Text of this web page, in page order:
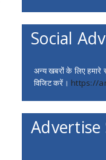
Social
अन्य खबरों के लिए हमारे
विजिट करें। https://
Advertise